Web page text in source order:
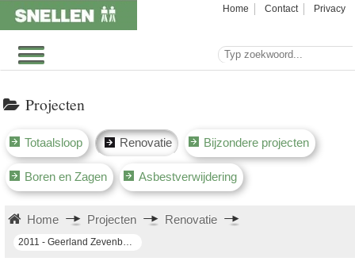
Home Contact Privacy
Projecten
Totaalsloop Renovatie Bijzondere projecten
Boren en Zagen Asbestverwijdering
Home Projecten Renovatie
2011 - Geerland Zevenbergen (doorbraak naar aanbouw)